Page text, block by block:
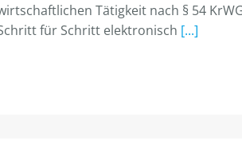
Tätigkeit nach § 54
für Schritt elektronisch [...]